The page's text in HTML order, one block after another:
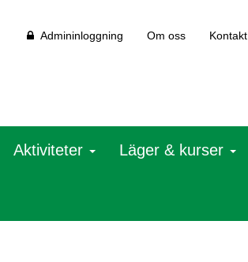
Admininloggning Om oss Kontakt
Aktiviteter Läger & kurser